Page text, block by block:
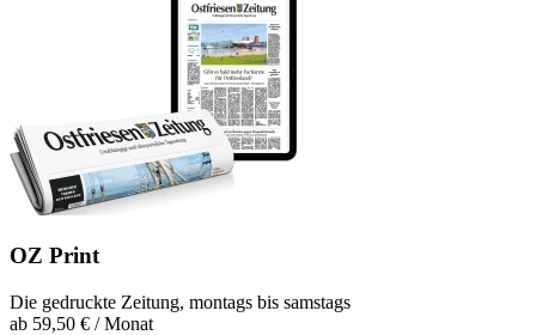
OZ Print
Die gedruckte Zeitung, montags bis samstags
ab 59,50 € / Monat